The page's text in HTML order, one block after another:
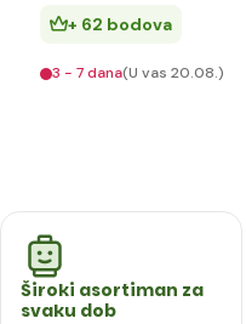
+ 62 bodova
3 - 7 dana(U vas 20.08.)
Široki asortiman za
svaku dob